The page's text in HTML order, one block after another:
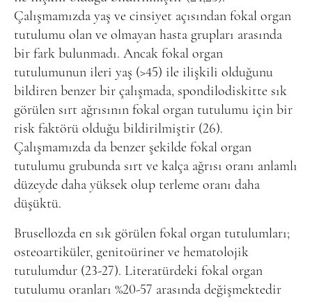
Çalışmamızda yaş ve cinsiyet açısından fokal organ
tutulumu olan ve olmayan hasta grupları arasında
bir fark bulunmadı. Ancak fokal organ
tutulumunun ileri yaş (>45) ile ilişkili olduğunu
bildiren benzer bir çalışmada, spondilodiskitte sık
görülen sırt ağrısının fokal organ tutulumu için bir
risk faktörü olduğu bildirilmiştir (26).
Çalışmamızda da benzer şekilde fokal organ
tutulumu grubunda sırt ve kalça ağrısı oranı anlamlı
düzeyde daha yüksek olup terleme oranı daha
düşüktü.
Brusellozda en sık görülen fokal organ tutulumları;
osteoartiküler, genitoüriner ve hematolojik
tutulumdur (23-27). Literatürdeki fokal organ
tutulumu oranları %20-57 arasında değişmektedir